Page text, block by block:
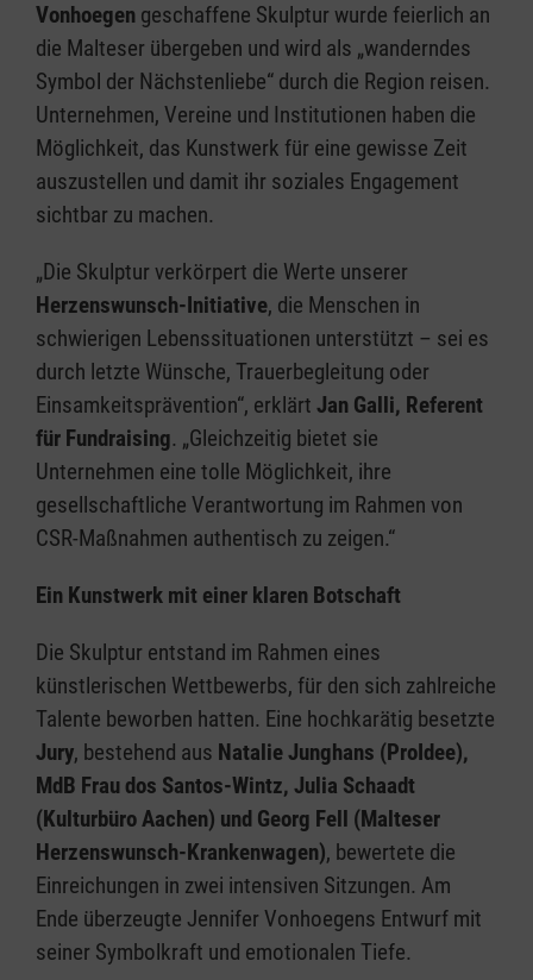
Vonhoegen geschaffene Skulptur wurde feierlich an
die Malteser übergeben und wird als „wanderndes
Symbol der Nächstenliebe“ durch die Region reisen.
Unternehmen, Vereine und Institutionen haben die
Möglichkeit, das Kunstwerk für eine gewisse Zeit
auszustellen und damit ihr soziales Engagement
sichtbar zu machen.
„Die Skulptur verkörpert die Werte unserer
Herzenswunsch-Initiative, die Menschen in
schwierigen Lebenssituationen unterstützt – sei es
durch letzte Wünsche, Trauerbegleitung oder
Einsamkeitsprävention“, erklärt Jan Galli, Referent
für Fundraising. „Gleichzeitig bietet sie
Unternehmen eine tolle Möglichkeit, ihre
gesellschaftliche Verantwortung im Rahmen von
CSR-Maßnahmen authentisch zu zeigen.“
Ein Kunstwerk mit einer klaren Botschaft
Die Skulptur entstand im Rahmen eines
künstlerischen Wettbewerbs, für den sich zahlreiche
Talente beworben hatten. Eine hochkarätig besetzte
Jury, bestehend aus Natalie Junghans (ProIdee),
MdB Frau dos Santos-Wintz, Julia Schaadt
(Kulturbüro Aachen) und Georg Fell (Malteser
Herzenswunsch-Krankenwagen), bewertete die
Einreichungen in zwei intensiven Sitzungen. Am
Ende überzeugte Jennifer Vonhoegens Entwurf mit
seiner Symbolkraft und emotionalen Tiefe.